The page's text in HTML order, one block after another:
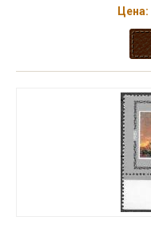
Цена: